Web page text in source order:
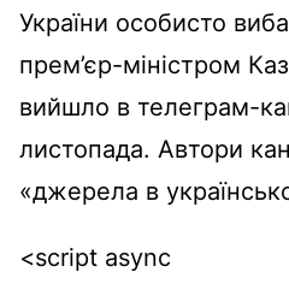
України особисто
прем’єр-міністром
вийшло в телеграм-
листопада. Автори
«джерела в
<script async